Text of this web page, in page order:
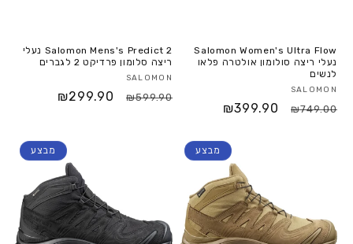
Salomon Women's Ultra Flow
נעלי ריצה סולומון אולטרה פלאו
לנשים
SALOMON
₪749.00
₪399.90
Salomon Mens's Predict 2 נעלי
ריצה סלומון פרדיקט 2 לגברים
SALOMON
₪599.90
₪299.90
מבצע מבצע